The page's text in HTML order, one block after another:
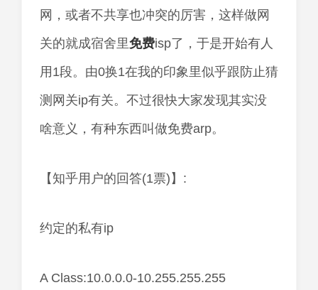
网，或者不共享也冲突的厉害，这样做网
关的就成宿舍里免费isp了，于是开始有人
用1段。由0换1在我的印象里似乎跟防止猜
测网关ip有关。不过很快大家发现其实没
啥意义，有种东西叫做免费arp。
【知乎用户的回答(1票)】:
约定的私有ip
A Class:10.0.0.0-10.255.255.255